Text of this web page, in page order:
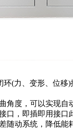
(力、变形、位
角度，可以实现自
口，即插即用接
随动系统，降低能